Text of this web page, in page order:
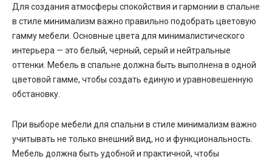
Для создания атмосферы спокойствия и гармонии в спальне
в стиле минимализм важно правильно подобрать цветовую
гамму мебели. Основные цвета для минималистического
интерьера — это белый, черный, серый и нейтральные
оттенки. Мебель в спальне должна быть выполнена в одной
цветовой гамме, чтобы создать единую и уравновешенную
обстановку.
При выборе мебели для спальни в стиле минимализм важно
учитывать не только внешний вид, но и функциональность.
Мебель должна быть удобной и практичной, чтобы